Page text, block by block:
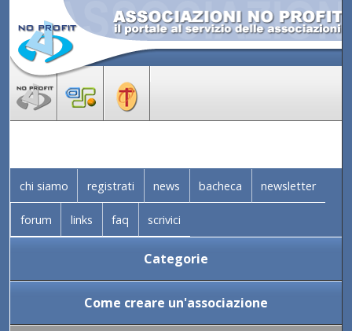
chi siamo registrati news bacheca newsletter
forum links faq scrivici
Categorie
Come creare un'associazione